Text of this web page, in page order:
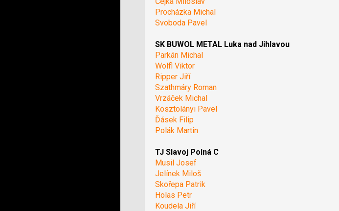
Procházka Michal
Svoboda Pavel
SK BUWOL METAL Luka nad Jihlavou
Parkán Michal
Wolfl Viktor
Ripper Jiří
Szathmáry Roman
Vrzáček Michal
Kosztolányi Pavel
Ďásek Filip
Polák Martin
TJ Slavoj Polná C
Musil Josef
Jelínek Miloš
Skořepa Patrik
Holas Petr
Koudela Jiří